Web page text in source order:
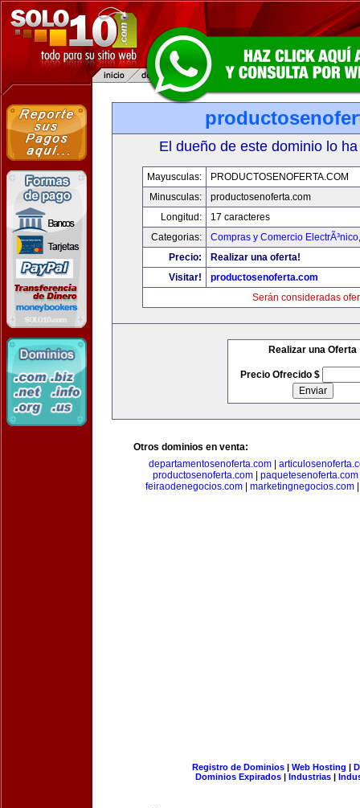
El dueño de este dominio lo
Mayusculas:
PRODUCTOSENOFERTA.COM
Minusculas:
productosenoferta.com
Longitud:
17 caracteres
Categorias:
Compras y Comercio ElectrÃ³nico
Precio:
Realizar una oferta!
Visitar!
productosenoferta.com
Serán consideradas
Realizar una Oferta
Precio Ofrecido $
Otros dominios en venta:
departamentosenoferta.com
productosenoferta.com| paquetesenoferta.com
feiraodenegocios.com
marketingnegocios.com
Registro de Dominios| Web Hosting |
Dominios Expirados | Industrias |